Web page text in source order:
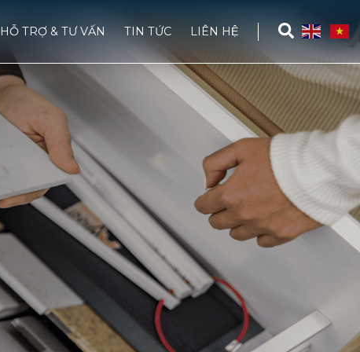
HỖ TRỢ & TƯ VẤN TIN TỨC LIÊN HỆ